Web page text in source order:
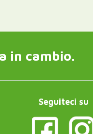
in cambio.
Seguiteci su